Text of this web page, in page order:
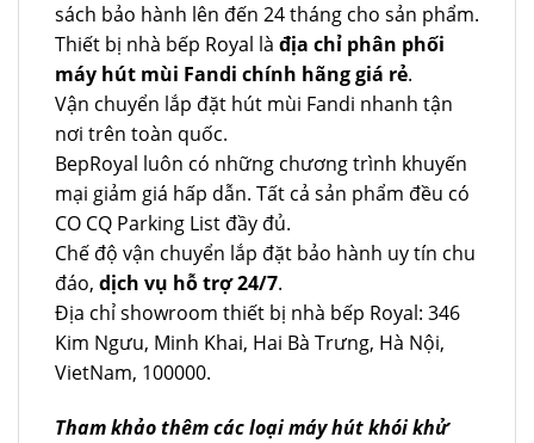
sách bảo hành lên đến 24 tháng cho sản phẩm.
Thiết bị nhà bếp Royal là địa chỉ phân phối
máy hút mùi Fandi chính hãng giá rẻ.
Vận chuyển lắp đặt hút mùi Fandi nhanh tận
nơi trên toàn quốc.
BepRoyal luôn có những chương trình khuyến
mại giảm giá hấp dẫn. Tất cả sản phẩm đều có
CO CQ Parking List đầy đủ.
Chế độ vận chuyển lắp đặt bảo hành uy tín chu
đáo, dịch vụ hỗ trợ 24/7.
Địa chỉ showroom thiết bị nhà bếp Royal: 346
Kim Ngưu, Minh Khai, Hai Bà Trưng, Hà Nội,
VietNam, 100000.
Tham khảo thêm các loại máy hút khói khử